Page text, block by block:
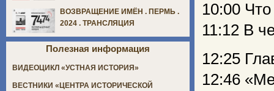
10:00
11:12 В
12:25
12:46
ВОЗВРАЩЕНИЕ ИМЁН . ПЕРМЬ .
2024 . ТРАНСЛЯЦИЯ
Полезная информация
ВИДЕОЦИКЛ «УСТНАЯ ИСТОРИЯ»
ВЕСТНИКИ «ЦЕНТРА ИСТОРИЧЕСКОЙ